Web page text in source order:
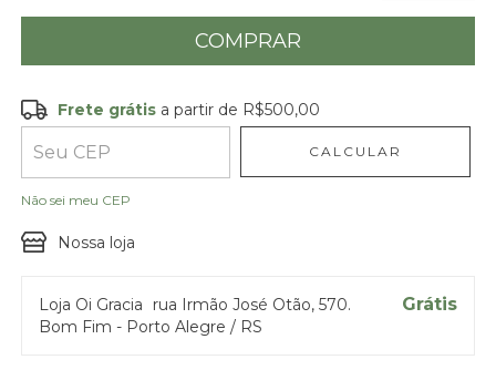
Frete grátis R$500,00
Entregas para o CEP:
Frete grátisa partir de R$500,00
CALCULAR
Não sei meu CEP
Nossa loja
Loja Oi Gracia
rua Irmão José Otão, 570.
Bom Fim - Porto Alegre / RS
Grátis